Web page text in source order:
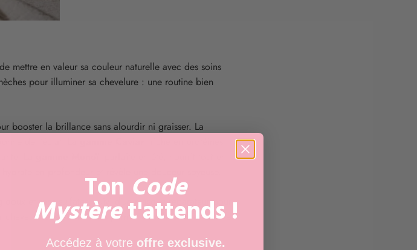
mettre en valeur sa couleur naturelle avec des soins
pour illuminer sa chevelure : une routine bien
booster la brillance sans alourdir ni graisser. La
La
et sans sulfates, suivi d’un masque réparateur pour
secs ou humides permet de réfléchir la lumière
Ton Code
Mystèret'attends !
Accédez à votre offre exclusive.